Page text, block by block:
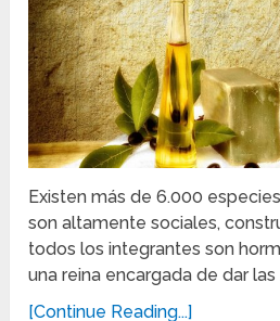
Existen más de 6.000
son altamente sociales,
todos los integrantes son
una reina encargada de dar las
[Continue Reading...]